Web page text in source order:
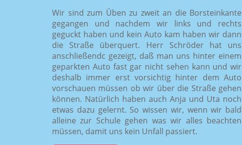
Wir sind zum Üben zu zweit an die Borsteinkante
gegangen und nachdem wir links und rechts
geguckt haben und kein Auto kam haben wir dann
die Straße überquert. Herr Schröder hat uns
anschließendc gezeigt, daß man uns hinter einem
geparkten Auto fast gar nicht sehen kann und wir
deshalb immer erst vorsichtig hinter dem Auto
vorschauen müssen ob wir über die Straße gehen
können. Natürlich haben auch Anja und Uta noch
etwas dazu gelernt. So wissen wir, wenn wir bald
alleine zur Schule gehen was wir alles beachten
müssen, damit uns kein Unfall passiert.